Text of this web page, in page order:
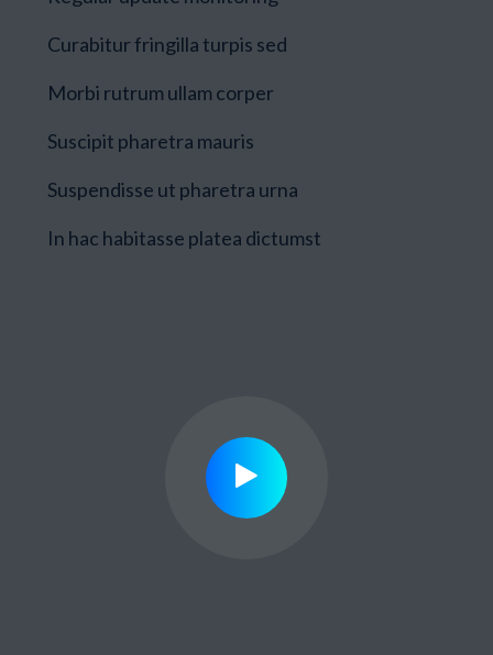
Curabitur fringilla turpis sed
Morbi rutrum ullam corper
Suscipit pharetra mauris
Suspendisse ut pharetra urna
In hac habitasse platea dictumst